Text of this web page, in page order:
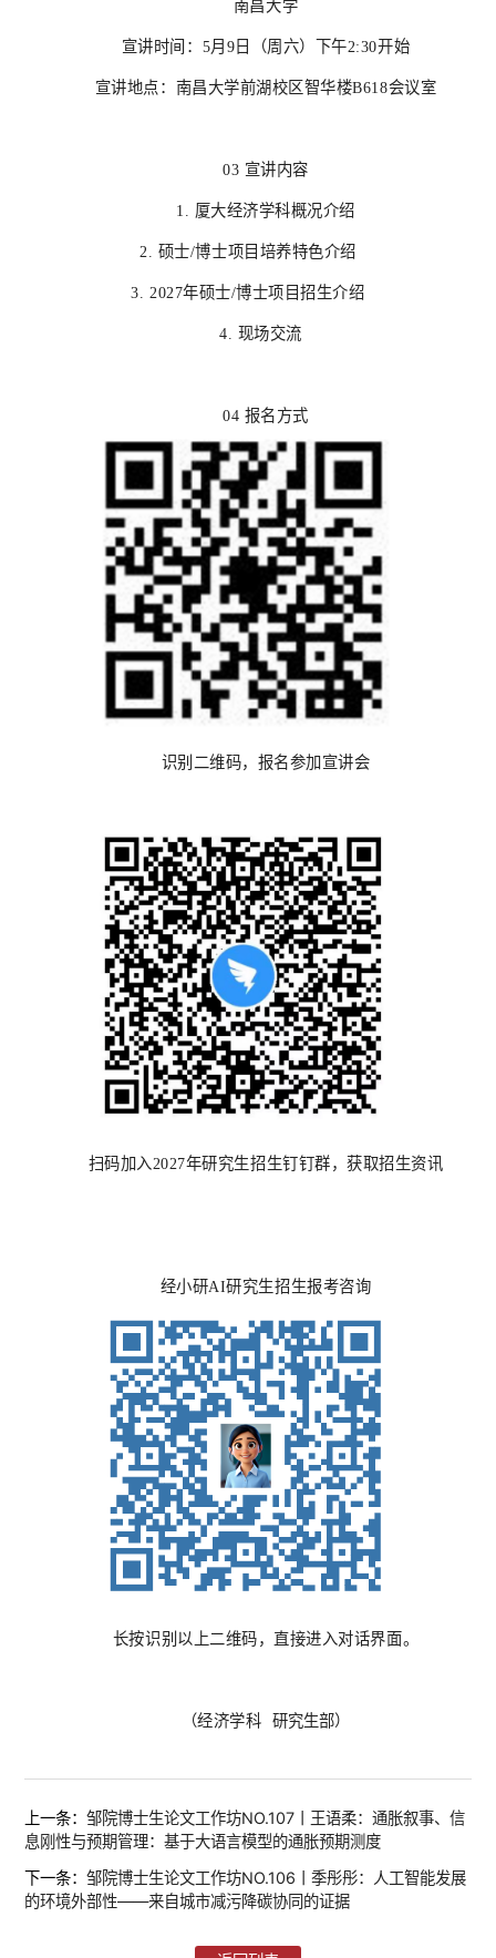
南昌大学
宣讲时间： 5月9日（周六）下午2:30开始
宣讲地点：南昌大学前湖校区智华楼B618会议室
03 宣讲内容
1. 厦大经济学科概况介绍
2. 硕士/博士项目培养特色介绍
3.2027年硕士/博士项目招生介绍
4. 现场交流
04 报名方式
识别二维码，报名参加宣讲会
扫码加入2027年研究生招生钉钉群，获取招生资讯
经小研AI研究生招生报考咨询
长按识别以上二维码，直接进入对话界面。
（经济学科 研究生部）
上一条：邹院博士生论文工作坊NO.107丨王语柔：通胀叙事、信
息刚性与预期管理：基于大语言模型的通胀预期测度
下一条：邹院博士生论文工作坊NO.106丨季彤彤：人工智能发展
的环境外部性——来自城市减污降碳协同的证据